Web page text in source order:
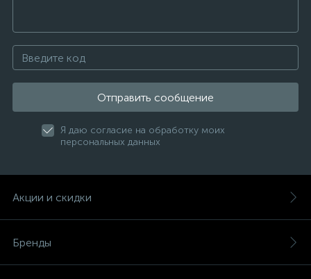
Отправить сообщение
Я даю согласие на обработку моих
персональных данных
Акции и скидки
Бренды